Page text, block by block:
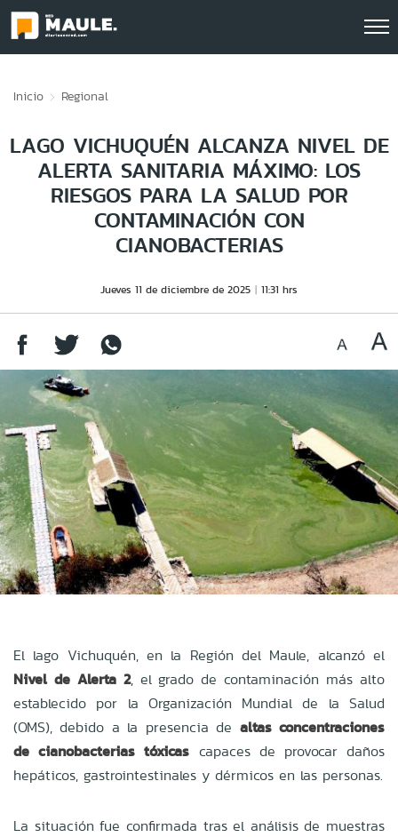
Inicio Regional
LAGO VICHUQUÉN ALCANZA NIVEL DE
ALERTA SANITARIA MÁXIMO: LOS
RIESGOS PARA LA SALUD POR
CONTAMINACIÓN CON
CIANOBACTERIAS
Jueves 11 de diciembre de 2025 11:31 hrs
El lago Vichuquén, en la Región del Maule, alcanzó el
Nivel de Alerta 2, el grado de contaminación más alto
establecido por la Organización Mundial de la Salud
(OMS), debido a la presencia de altas concentraciones
de cianobacterias tóxicas capaces de provocar daños
hepáticos, gastrointestinales y dérmicos en las personas.
La situación fue confirmada tras el análisis de muestras